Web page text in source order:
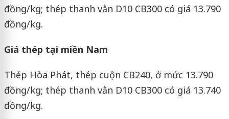
đồng/kg; thép thanh vằn D10 CB300 có giá 13.790
đồng/kg.
Giá thép tại miền Nam
Thép Hòa Phát, thép cuộn CB240, ở mức 13.790
đồng/kg; thép thanh vằn D10 CB300 có giá 13.740
đồng/kg.